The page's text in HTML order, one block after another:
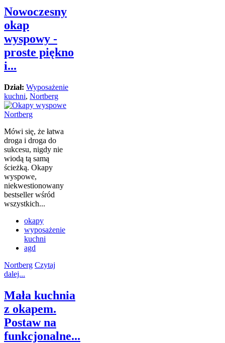
Nowoczesny
okap
wyspowy -
proste piękno
i...
Dział: Wyposażenie
kuchni, Nortberg
Mówi się, że łatwa
droga i droga do
sukcesu, nigdy nie
wiodą tą samą
ścieżką. Okapy
wyspowe,
niekwestionowany
bestseller wśród
wszystkich...
okapy
wyposażenie
kuchni
agd
Nortberg Czytaj
dalej...
Mała kuchnia
z okapem.
Postaw na
funkcjonalne...